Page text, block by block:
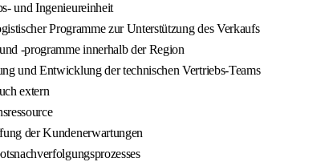
und Ingenieureinheit
Programme zur Unterstützung des Verkaufs
-programme innerhalb der Region
und Entwicklung der technischen Vertriebs-Teams
extern
der Kundenerwartungen